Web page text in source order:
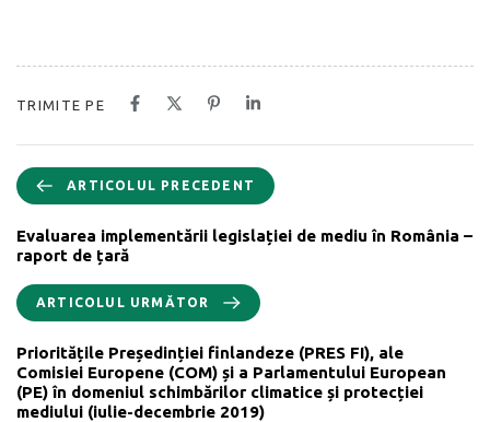
TRIMITE PE
ARTICOLUL PRECEDENT
Evaluarea implementării legislației de mediu în România –
raport de țară
ARTICOLUL URMĂTOR
Prioritățile Președinției finlandeze (PRES FI), ale
Comisiei Europene (COM) și a Parlamentului European
(PE) în domeniul schimbărilor climatice și protecției
mediului (iulie-decembrie 2019)